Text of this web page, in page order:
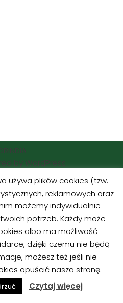
by WordPress
Dzieciom |
Kolorowanki
używa plików cookies (tzw.
reklamowych oraz
możemy indywidualnie
potrzeb. Każdy może
albo ma możliwość
dzięki czemu nie będą
możesz też jeśli nie
opuścić nasza stronę.
Czytaj więcej